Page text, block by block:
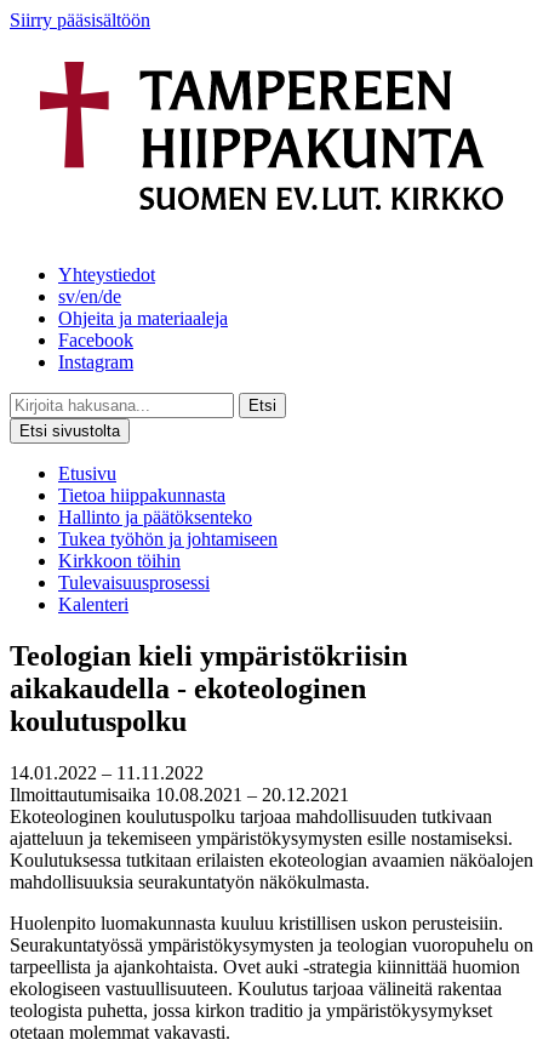
Siirry pääsisältöön
Yhteystiedot
sv/en/de
Ohjeita ja materiaaleja
Facebook
Instagram
Etsi
Etsi sivustolta
Etusivu
Tietoa hiippakunnasta
Hallinto ja päätöksenteko
Tukea työhön ja johtamiseen
Kirkkoon töihin
Tulevaisuusprosessi
Kalenteri
Teologian kieli ympäristökriisin
aikakaudella - ekoteologinen
koulutuspolku
14.01.2022 – 11.11.2022
Ilmoittautumisaika 10.08.2021 – 20.12.2021
​Ekoteologinen koulutuspolku tarjoaa mahdollisuuden tutkivaan
ajatteluun ja tekemiseen ympäristökysymysten esille nostamiseksi.
Koulutuksessa tutkitaan erilaisten ekoteologian avaamien näköalojen
mahdollisuuksia seurakuntatyön näkökulmasta.
Huolenpito luomakunnasta kuuluu kristillisen uskon perusteisiin.
Seurakuntatyössä ympäristökysymysten ja teologian vuoropuhelu on
tarpeellista ja ajankohtaista. Ovet auki -strategia kiinnittää huomion
ekologiseen vastuullisuuteen. Koulutus tarjoaa välineitä rakentaa
teologista puhetta, jossa kirkon traditio ja ympäristökysymykset
otetaan molemmat vakavasti.